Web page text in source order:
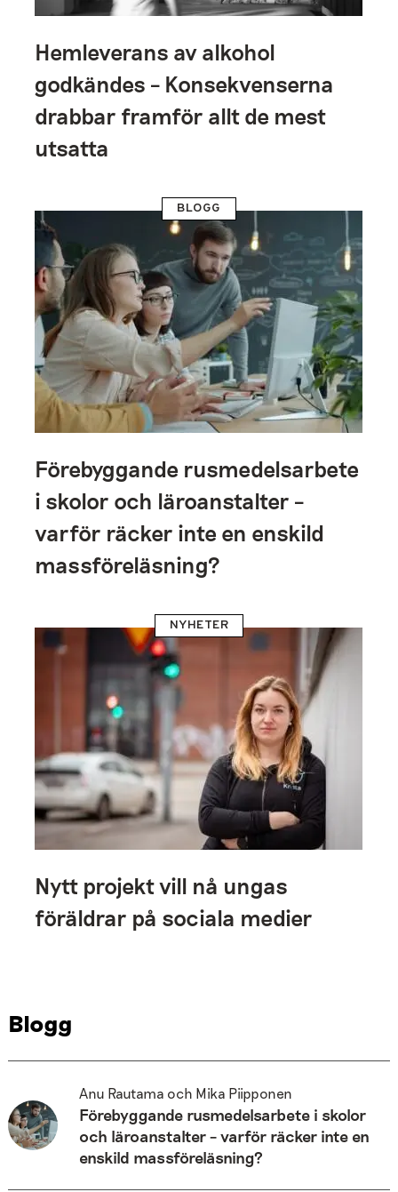
Hemleverans av alkohol
godkändes – Konsekvenserna
drabbar framför allt de mest
utsatta
BLOGG
Förebyggande rusmedelsarbete
i skolor och läroanstalter –
varför räcker inte en enskild
massföreläsning?
NYHETER
Nytt projekt vill nå ungas
föräldrar på sociala medier
Blogg
Anu Rautama och Mika Piipponen
Förebyggande rusmedelsarbete i skolor
och läroanstalter – varför räcker inte en
enskild massföreläsning?